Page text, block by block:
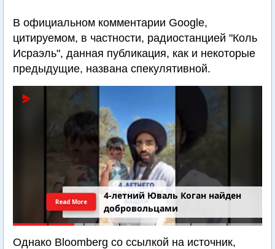
В официальном комментарии Google,
цитируемом, в частности, радиостанцией "Коль
Исраэль", данная публикация, как и некоторые
предыдущие, названа спекулятивной.
4-летний Юваль Коган найден
добровольцами
Read More
Однако Bloomberg со ссылкой на источник,